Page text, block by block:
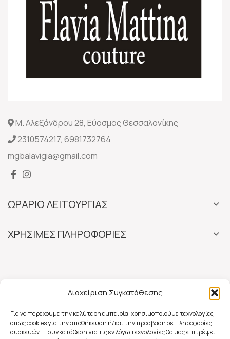
Διαχείριση Συγκατάθεσης
Για να παρέχουμε την καλύτερη εμπειρία, χρησιμοποιούμε τεχνολογίες
όπως cookies για την αποθήκευση ή/και την πρόσβαση σε πληροφορίες
συσκευών. Η συγκατάθεση για τις εν λόγω τεχνολογίες θα μας επιτρέψει
Μ. Αλεξάνδρου 28, Εύοσμος Θεσσαλονίκης
2310574217, 6981732764
mgbalavigia@gmail.com
ΩΡΑΡΙΟ ΛΕΙΤΟΥΡΓΙΑΣ
ΧΡΗΣΙΜΕΣ ΠΛΗΡΟΦΟΡΙΕΣ